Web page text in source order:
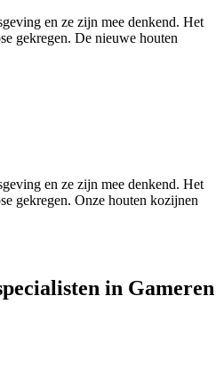
en ze zijn mee denkend. Het
gekregen. De nieuwe houten
en ze zijn mee denkend. Het
gekregen. Onze houten kozijnen
in Gameren